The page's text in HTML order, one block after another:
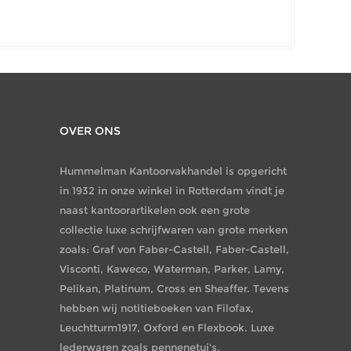
OVER ONS
Hummelman Kantoorvakhandel is opgericht
in 1932 in onze winkel in Rotterdam vindt je
naast kantoorartikelen ook een grote
collectie luxe schrijfwaren van grote merken
zoals: Graf von Faber-Castell, Faber-Castell,
Visconti, Kaweco, Waterman, Parker, Lamy,
Pelikan, Platinum, Cross en Sheaffer. Tevens
hebben wij notitieboeken van Filofax,
Leuchtturm1917, Oxford en Flexbook. Luxe
lederwaren zoals pennenetui's,